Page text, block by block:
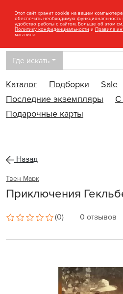
Где искать
Каталог
Подборки Sale
Последние экземпляры
С
Подарочные карты
Назад
Твен Марк
Приключения
(0) 0 отзывов
Этот сайт хранит cookie на вашем
обеспечить необходимую функциональность
удобство работы с сайтом. Больше об этом см.
Политику конфиденциальности и Правила
магазина.